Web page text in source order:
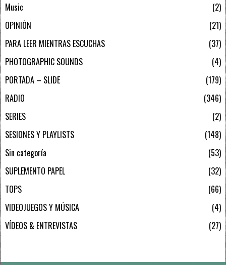
Music
2
OPINIÓN
21
PARA LEER MIENTRAS ESCUCHAS
37
PHOTOGRAPHIC SOUNDS
4
PORTADA – SLIDE
179
RADIO
346
SERIES
2
SESIONES Y PLAYLISTS
148
Sin categoría
53
SUPLEMENTO PAPEL
32
TOPS
66
VIDEOJUEGOS Y MÚSICA
4
VÍDEOS & ENTREVISTAS
27